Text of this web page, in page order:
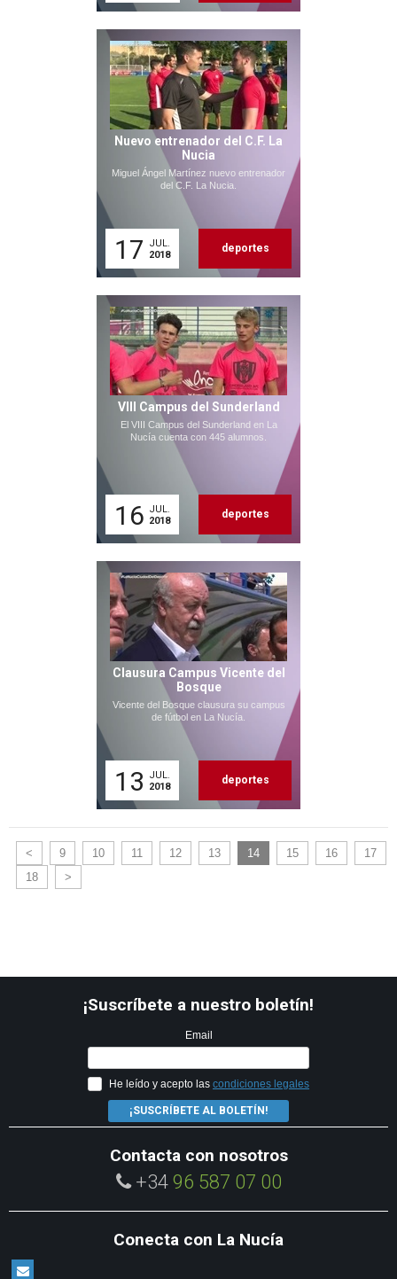
Nuevo entrenador del C.F. La
Nucia
Miguel Ángel Martínez nuevo entrenador
del C.F. La Nucia.
17
JUL.
2018
deportes
VIII Campus del Sunderland
El VIII Campus del Sunderland en La
Nucía cuenta con 445 alumnos.
16 JUL.
2018
deportes
Clausura Campus Vicente del
Bosque
Vicente del Bosque clausura su campus
de fútbol en La Nucía.
13
JUL.
2018
deportes
< 9 10 11 12 13 14 15 16
17
18
>
¡Suscríbete a nuestro boletín!
Email
He leído y acepto las condiciones legales
¡SUSCRÍBETE AL BOLETÍN!
Contacta con nosotros
+34 96 587 07 00
Conecta con La Nucía